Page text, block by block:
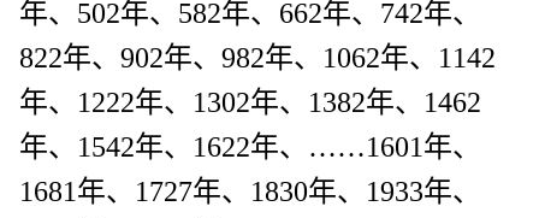
年、502年、582年、662年、742年、
822年、902年、982年、1062年、1142
年、1222年、1302年、1382年、1462
年、1542年、1622年、……1601年、
1681年、1727年、1830年、1933年、